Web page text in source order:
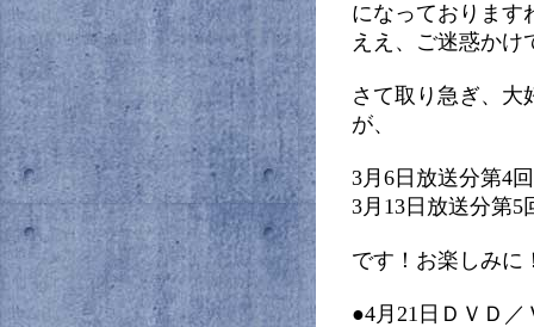
になっております
ええ、ご迷惑かけ
さて取り急ぎ、大
が、
3月6日放送分第4
3月13日放送分第5
です！お楽しみに
●4月21日ＤＶＤ